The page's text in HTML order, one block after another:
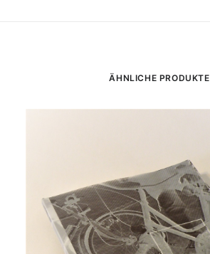
ÄHNLICHE PRODUKTE